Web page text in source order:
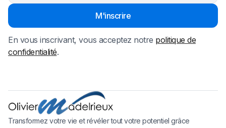
En vous inscrivant, vous acceptez notre politique de
confidentialité.
Transformez votre vie et révéler tout votre potentiel grâce